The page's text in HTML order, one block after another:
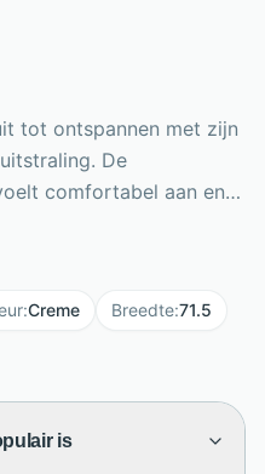
tot ontspannen met zijn
De
comfortabel aan en
de handmatig
lezen,
Viktor
en zitdiepte van 47
is 71,5 cm breed,
:Creme Breedte:71.5
is